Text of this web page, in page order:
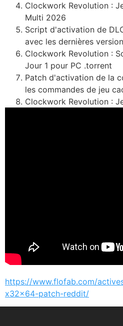
Clockwork Revolution :
Multi 2026
Script d'activation de
avec les dernières
Clockwork Revolution :
Jour 1 pour PC .torrent
Patch d'activation de la
les commandes de jeu
Clockwork Revolution :
https://www.flofab.com/
x32x64-patch-reddit/